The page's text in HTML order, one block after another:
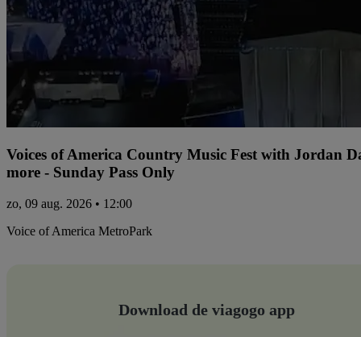
Voices of America Country Music Fest with Jordan
more - Sunday Pass Only
zo, 09 aug. 2026 • 12:00
Voice of America MetroPark
Download de viagogo app